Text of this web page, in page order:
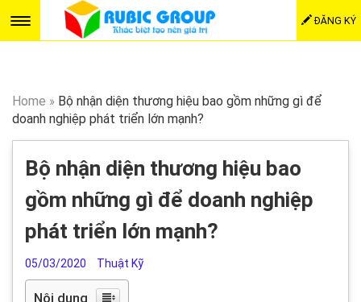
ĐĂNG KÝ
Home » Bộ nhận diện thương hiệu bao gồm những gì để
doanh nghiệp phát triển lớn mạnh?
Bộ nhận diện thương hiệu bao
gồm những gì để doanh nghiệp
phát triển lớn mạnh?
05/03/2020 Thuật Kỹ
Nội dung